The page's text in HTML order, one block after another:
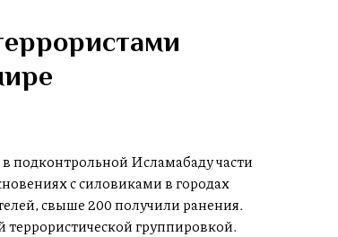
подконтрольной Исламабаду части
с силовиками в городах
свыше 200 получили ранения.
группировкой.